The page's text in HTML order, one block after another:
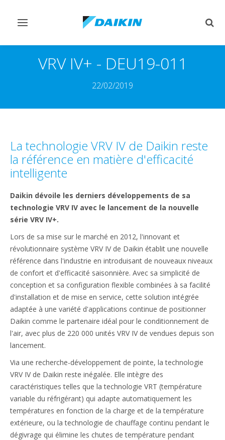
Afficher/masquer
VRV IV+ - DEU19-011
22/02/2019
La technologie VRV IV de Daikin reste
la référence en matière d'efficacité
intelligente
Daikin dévoile les derniers développements de sa
technologie VRV IV avec le lancement de la nouvelle
série VRV IV+.
Lors de sa mise sur le marché en 2012, l'innovant et
révolutionnaire système VRV IV de Daikin établit une nouvelle
référence dans l'industrie en introduisant de nouveaux niveaux
de confort et d'efficacité saisonnière. Avec sa simplicité de
conception et sa configuration flexible combinées à sa facilité
d'installation et de mise en service, cette solution intégrée
adaptée à une variété d'applications continue de positionner
Daikin comme le partenaire idéal pour le conditionnement de
l'air, avec plus de 220 000 unités VRV IV de vendues depuis son
lancement.
Via une recherche-développement de pointe, la technologie
VRV IV de Daikin reste inégalée. Elle intègre des
caractéristiques telles que la technologie VRT (température
variable du réfrigérant) qui adapte automatiquement les
températures en fonction de la charge et de la température
extérieure, ou la technologie de chauffage continu pendant le
dégivrage qui élimine les chutes de température pendant